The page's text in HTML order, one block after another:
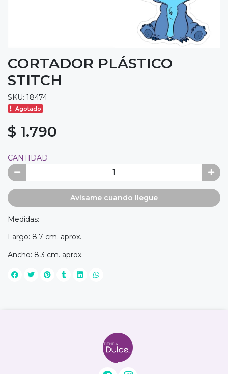
CORTADOR PLÁSTICO
STITCH
SKU: 18474
Agotado
$ 1.790
CANTIDAD
Avísame cuando llegue
Medidas:
Largo: 8.7 cm. aprox.
Ancho: 8.3 cm. aprox.